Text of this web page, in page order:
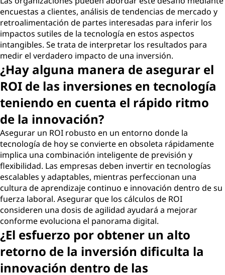
encuestas a clientes, análisis de tendencias de mercado y
retroalimentación de partes interesadas para inferir los
impactos sutiles de la tecnología en estos aspectos
intangibles. Se trata de interpretar los resultados para
medir el verdadero impacto de una inversión.
¿Hay alguna manera de asegurar el
ROI de las inversiones en tecnología
teniendo en cuenta el rápido ritmo
de la innovación?
Asegurar un ROI robusto en un entorno donde la
tecnología de hoy se convierte en obsoleta rápidamente
implica una combinación inteligente de previsión y
flexibilidad. Las empresas deben invertir en tecnologías
escalables y adaptables, mientras perfeccionan una
cultura de aprendizaje continuo e innovación dentro de su
fuerza laboral. Asegurar que los cálculos de ROI
consideren una dosis de agilidad ayudará a mejorar
conforme evoluciona el panorama digital.
¿El esfuerzo por obtener un alto
retorno de la inversión dificulta la
innovación dentro de las